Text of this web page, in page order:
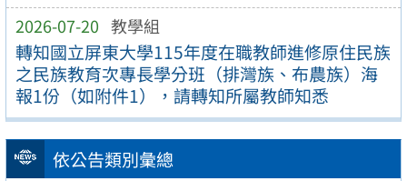
2026-07-20 教學組
轉知國立屏東大學115年度在職教師進修原住民族
之民族教育次專長學分班（排灣族、布農族）海
報1份（如附件1），請轉知所屬教師知悉
依公告類別彙總